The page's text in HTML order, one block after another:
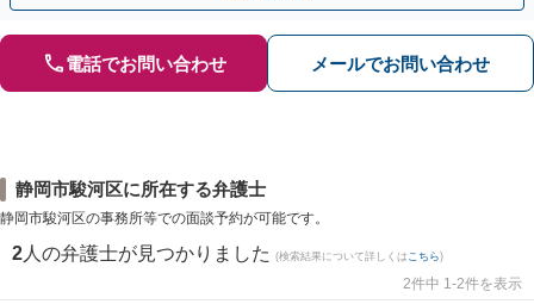
電話でお問い合わせ メールでお問い合わせ
静岡市駿河区に所在する弁護士
静岡市駿河区の事務所等での面談予約が可能です。
2 人の弁護士が見つかりました (検索結果について詳しくは こちら)
2件中 1-2件を表示